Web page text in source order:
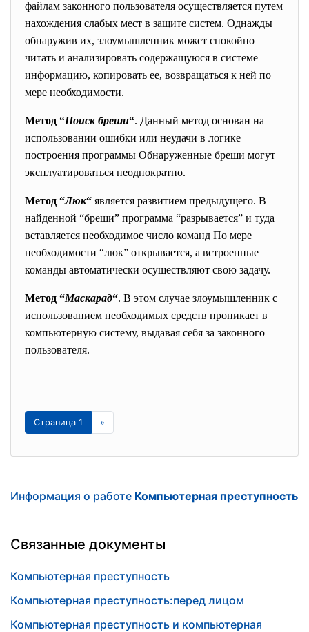
файлам законного пользователя осуществляется путем
нахождения слабых мест в защите систем. Однажды
обнаружив их, злоумышленник может спокойно
читать и анализировать содержащуюся в системе
информацию, копировать ее, возвращаться к ней по
мере необходимости.
Метод “Поиск бреши“. Данный метод основан на
использовании ошибки или неудачи в логике
построения программы Обнаруженные бреши могут
эксплуатироваться неоднократно.
Метод “Люк“ является развитием предыдущего. В
найденной “бреши” программа “разрывается” и туда
вставляется необходимое число команд По мере
необходимости “люк” открывается, а встроенные
команды автоматически осуществляют свою задачу.
Метод “Маскарад“. В этом случае злоумышленник с
использованием необходимых средств проникает в
компьютерную систему, выдавая себя за законного
пользователя.
Страница 1 »
Информация о работе Компьютерная преступность
Связанные документы
Компьютерная преступность
Компьютерная преступность:перед лицом
Компьютерная преступность и компьютерная